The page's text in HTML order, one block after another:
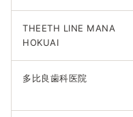
THEETH LINE MANA
HOKUAI
多比良歯科医院